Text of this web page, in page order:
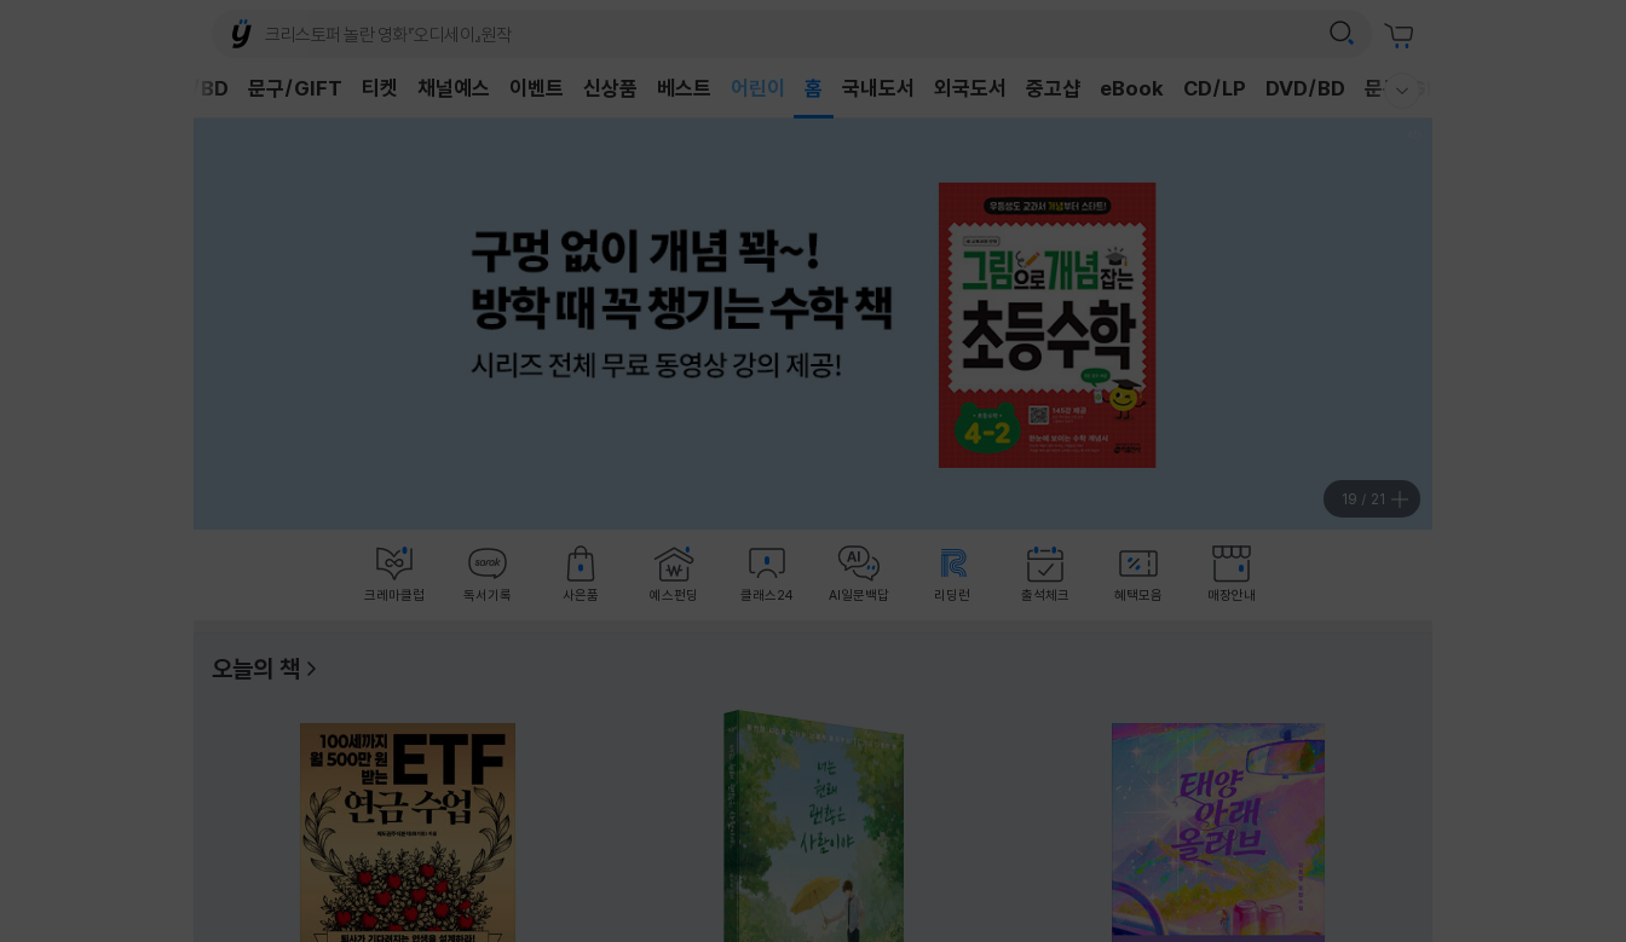
채널예스 이벤트 신상품 베스트
독후감
홈 국내도서 외국도서 중고샵 eBook CD/LP DVD/BD 문구/GIFT
DVD/BD 문구/GIFT 티켓
19 / 21
크레마클럽 독서기록 사은품 예스펀딩 클래스24 AI일문백답 리딩런 출석체크 혜택모음 매장안내
오늘의 책